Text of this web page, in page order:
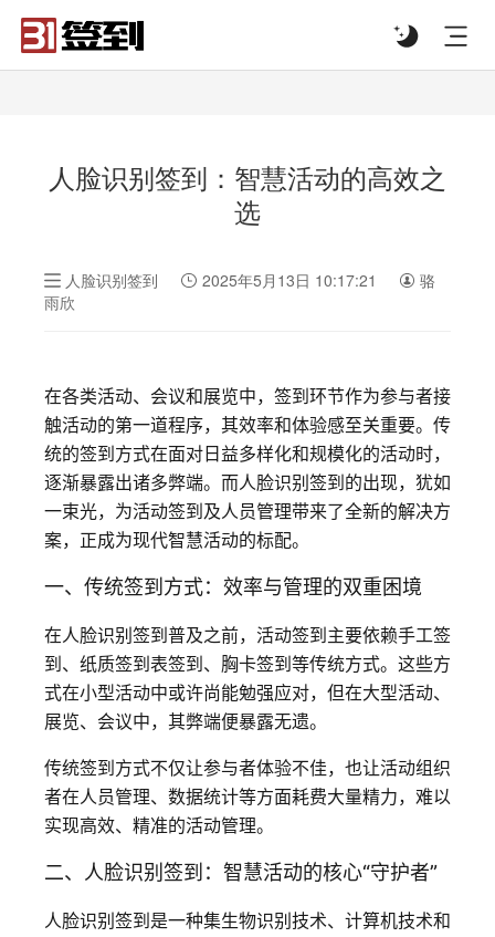
人脸识别签到：智慧活动的高效之
选
人脸识别签到 2025年5月13日 10:17:21
骆
雨欣
在各类活动、会议和展览中，签到环节作为参与者接
触活动的第一道程序，其效率和体验感至关重要。传
统的签到方式在面对日益多样化和规模化的活动时，
逐渐暴露出诸多弊端。而人脸识别签到的出现，犹如
一束光，为活动签到及人员管理带来了全新的解决方
案，正成为现代智慧活动的标配。
一、传统签到方式：效率与管理的双重困境
在人脸识别签到普及之前，活动签到主要依赖手工签
到、纸质签到表签到、胸卡签到等传统方式。这些方
式在小型活动中或许尚能勉强应对，但在大型活动、
展览、会议中，其弊端便暴露无遗。
传统签到方式不仅让参与者体验不佳，也让活动组织
者在人员管理、数据统计等方面耗费大量精力，难以
实现高效、精准的活动管理。
二、人脸识别签到：智慧活动的核心“守护者”
人脸识别签到是一种集生物识别技术、计算机技术和